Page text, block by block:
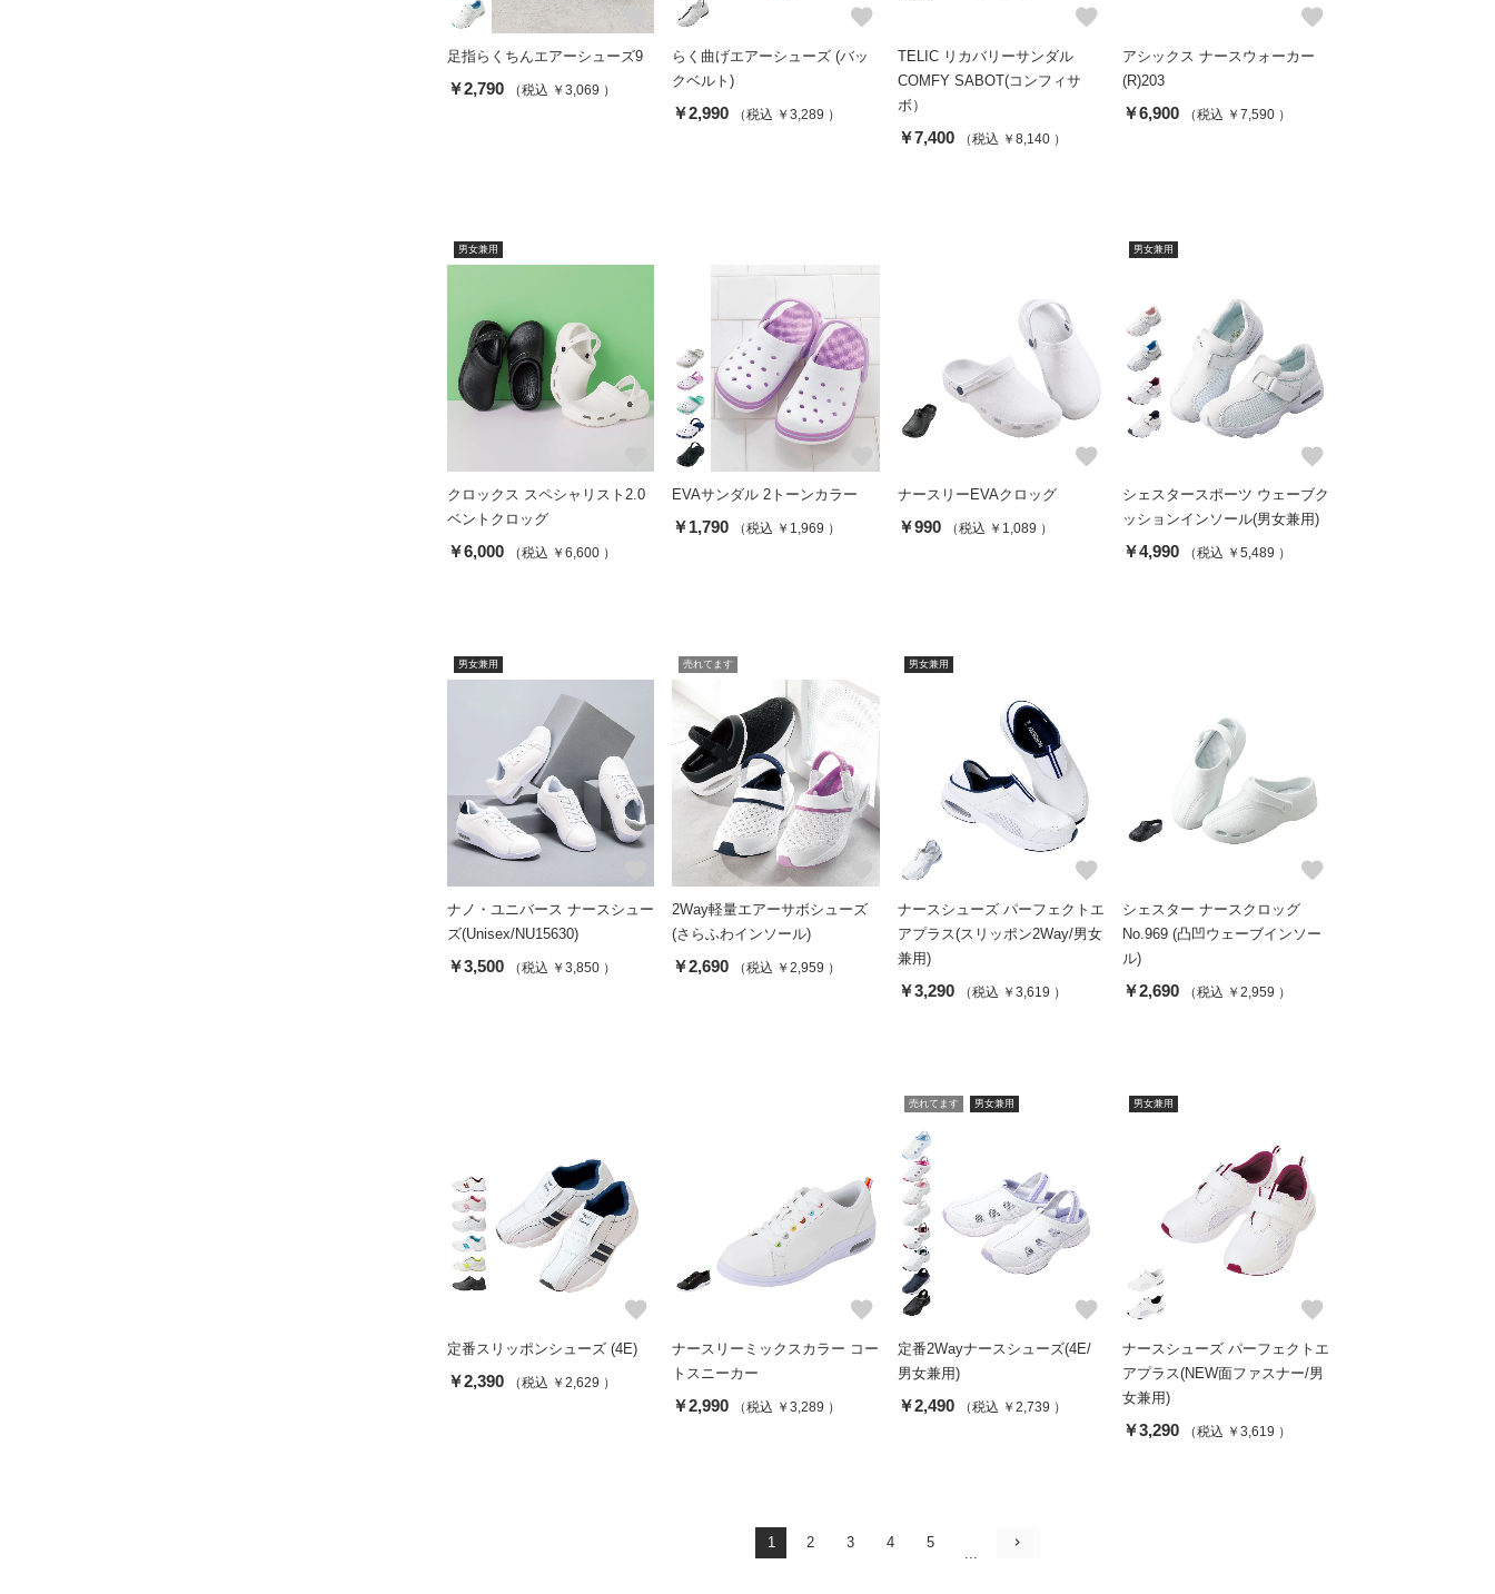
favorite
足指らくちんエアーシューズ9
￥2,790 （税込 ￥3,069 ）
favorite
らく曲げエアーシューズ (バッ
クベルト)
￥2,990 （税込 ￥3,289 ）
favorite
TELIC リカバリーサンダル
COMFY SABOT(コンフィサ
ボ）
￥7,400 （税込 ￥8,140 ）
favorite
アシックス ナースウォーカー
(R)203
￥6,900 （税込 ￥7,590 ）
男女兼用
クロックス スペシャリスト2.0
ベントクロッグ
￥6,000 （税込 ￥6,600 ）
EVAサンダル 2トーンカラー
￥1,790 （税込 ￥1,969 ）
favorite
ナースリーEVAクロッグ
￥990 （税込 ￥1,089 ）
男女兼用
favorite
シェスタースポーツ ウェーブク
ッションインソール(男女兼用)
￥4,990 （税込 ￥5,489 ）
男女兼用
ナノ・ユニバース ナースシュー
ズ(Unisex/NU15630)
￥3,500 （税込 ￥3,850 ）
売れてます
2Way軽量エアーサボシューズ
(さらふわインソール)
￥2,690 （税込 ￥2,959 ）
男女兼用
favorite
ナースシューズ パーフェクトエ
アプラス(スリッポン2Way/男女
兼用)
￥3,290 （税込 ￥3,619 ）
favorite
シェスター ナースクロッグ
No.969 (凸凹ウェーブインソー
ル)
￥2,690 （税込 ￥2,959 ）
favorite
定番スリッポンシューズ (4E)
￥2,390 （税込 ￥2,629 ）
favorite
ナースリーミックスカラー コー
トスニーカー
￥2,990 （税込 ￥3,289 ）
売れてます 男女兼用
favorite
定番2Wayナースシューズ(4E/
男女兼用)
￥2,490 （税込 ￥2,739 ）
男女兼用
favorite
ナースシューズ パーフェクトエ
アプラス(NEW面ファスナー/男
女兼用)
￥3,290 （税込 ￥3,619 ）
1 2 3 4 5